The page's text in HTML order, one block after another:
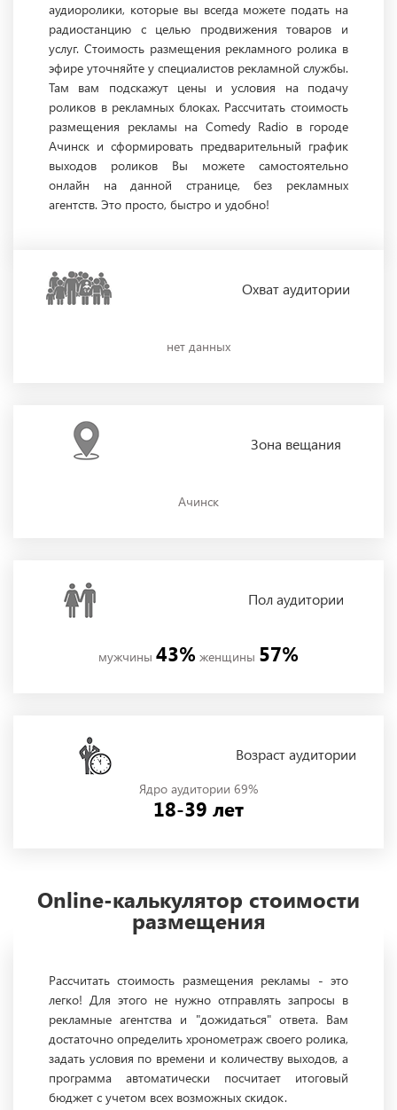
аудиоролики, которые вы всегда можете подать на
радиостанцию с целью продвижения товаров и
услуг. Стоимость размещения рекламного ролика в
эфире уточняйте у специалистов рекламной службы.
Там вам подскажут цены и условия на подачу
роликов в рекламных блоках. Рассчитать стоимость
размещения рекламы на Comedy Radio в городе
Ачинск и сформировать предварительный график
выходов роликов Вы можете самостоятельно
онлайн на данной странице, без рекламных
агентств. Это просто, быстро и удобно!
Охватаудитории
нет данных
Зона вещания
Ачинск
Полаудитории
мужчины 43% женщины 57%
Возраст аудитории
Ядро аудитории 69%
18-39 лет
Online-калькулятор стоимости
размещения
Рассчитать стоимость размещения рекламы - это
легко! Для этого не нужно отправлять запросы в
рекламные агентства и "дожидаться" ответа. Вам
достаточно определить хронометраж своего ролика,
задать условия по времени и количеству выходов, а
программа автоматически посчитает итоговый
бюджет с учетом всех возможных скидок.